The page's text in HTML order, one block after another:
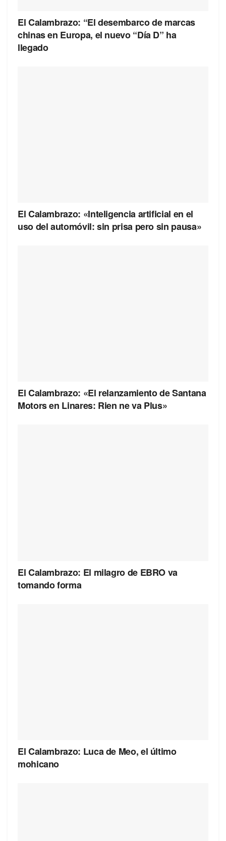
El Calambrazo: “El desembarco de marcas
chinas en Europa, el nuevo “Día D” ha
llegado
El Calambrazo: «Inteligencia artificial en el
uso del automóvil: sin prisa pero sin pausa»
El Calambrazo: «El relanzamiento de Santana
Motors en Linares: Rien ne va Plus»
El Calambrazo: El milagro de EBRO va
tomando forma
El Calambrazo: Luca de Meo, el último
mohicano